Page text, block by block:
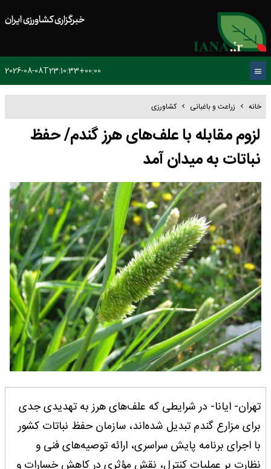
خبرگزاری کشاورزی ایران
2026-08-08T23:10:33+00:00
خانه زراعت و باغبانی کشاورزی
لزوم مقابله با علف‌های هرز گندم/ حفظ
نباتات به میدان آمد
تهران- ایانا- در شرایطی که علف‌های هرز به تهدیدی جدی
برای مزارع گندم تبدیل شده‌اند، سازمان حفظ نباتات کشور
با اجرای برنامه پایش سراسری، ارائه توصیه‌های فنی و